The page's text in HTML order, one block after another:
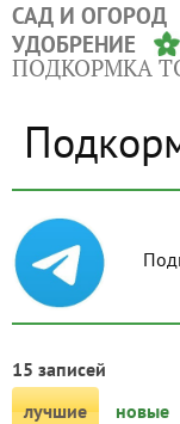
САД И ОГОРОД
УДОБРЕНИЕ
ПОДКОРМКА
15 записей
лучшие
новые